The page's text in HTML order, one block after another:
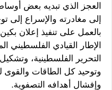
العجز الذي تبديه بعض أوساط
إلى مغادرته والإسراع إلى
بالعمل على تنفيذ إعلان
الإطار القيادي
التحرير الفلسطينية،
وتوحيد كل الطاقات والقوى
وإفشال أهدافه التصفوية.